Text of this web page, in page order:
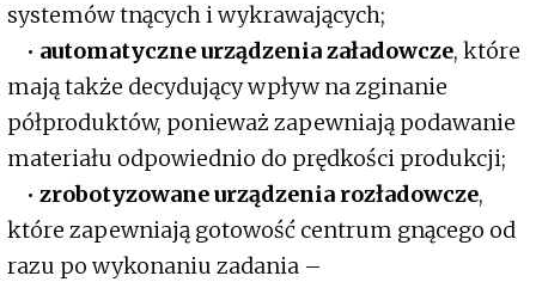
systemów tnących i wykrawających;
• automatyczne urządzenia załadowcze, które
mają także decydujący wpływ na zginanie
półproduktów, ponieważ zapewniają podawanie
materiału odpowiednio do prędkości produkcji;
• zrobotyzowane urządzenia rozładowcze,
które zapewniają gotowość centrum gnącego od
razu po wykonaniu zadania –